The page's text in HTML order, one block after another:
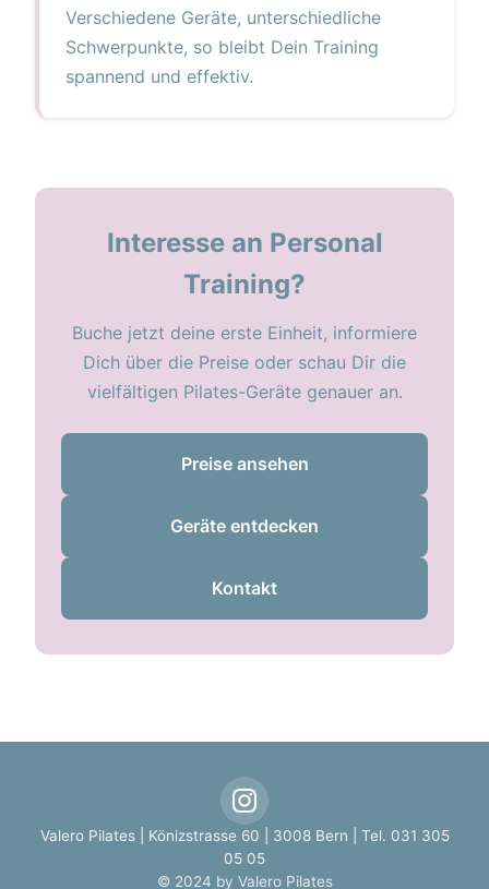
Verschiedene Geräte, unterschiedliche
Schwerpunkte, so bleibt Dein Training
spannend und effektiv.
Interesse an Personal
Training?
Buche jetzt deine erste Einheit, informiere
Dich über die Preise oder schau Dir die
vielfältigen Pilates-Geräte genauer an.
Preise ansehen
Geräte entdecken
Kontakt
Valero Pilates | Könizstrasse 60 | 3008 Bern | Tel. 031 305
05 05
© 2024 by Valero Pilates